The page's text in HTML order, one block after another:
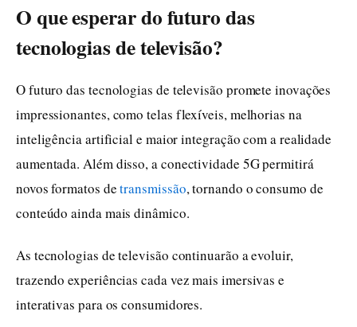
O que esperar do futuro das
tecnologias de televisão?
O futuro das tecnologias de televisão promete inovações
impressionantes, como telas flexíveis, melhorias na
inteligência artificial e maior integração com a realidade
aumentada. Além disso, a conectividade 5G permitirá
novos formatos detransmissão, tornando o consumo de
conteúdo ainda mais dinâmico.
As tecnologias de televisão continuarão a evoluir,
trazendo experiências cada vez mais imersivas e
interativas para os consumidores.